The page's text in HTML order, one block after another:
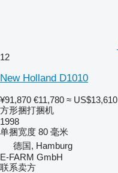
12
New Holland D1010
¥91,870 €11,780 ≈ US$13,610
方形捆打捆机
1998
单捆宽度 80 毫米
德国, Hamburg
E-FARM GmbH
联系卖方